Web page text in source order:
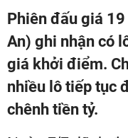
Phiên đấu giá
An) ghi nhận có
giá khởi điểm.
nhiều lô tiếp tục
chênh tiền tỷ.